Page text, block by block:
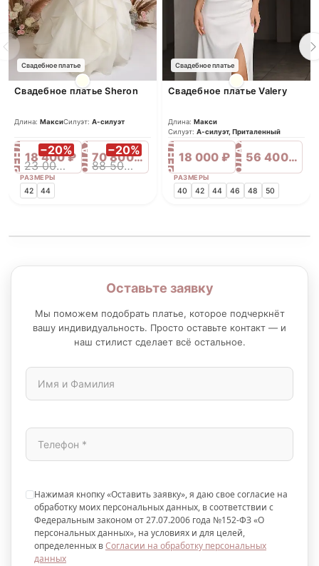
Свадебное платье
Свадебное платье Sheron
Длина: МаксиСилуэт: А-силуэт
АРЕНДА −20%
18 400 ₽
23 000 ₽ ПРОДАЖА −20%
70 800 ₽
88 500 ₽
РАЗМЕРЫ
42 44
Свадебное платье
Свадебное платье Valery
Длина: Макси
Силуэт: А-силуэт, Приталенный
АРЕНДА18 000 ₽ПРОДАЖА 56 400 ₽
РАЗМЕРЫ
40 42 44 46 48 50
Оставьте заявку
Мы поможем подобрать платье, которое подчеркнёт
вашу индивидуальность. Просто оставьте контакт — и
наш стилист сделает всё остальное.
Нажимая кнопку «Оставить заявку», я даю свое согласие на
обработку моих персональных данных, в соответствии с
Федеральным законом от 27.07.2006 года №152-ФЗ «О
персональных данных», на условиях и для целей,
определенных вСогласии на обработку персональных
данных